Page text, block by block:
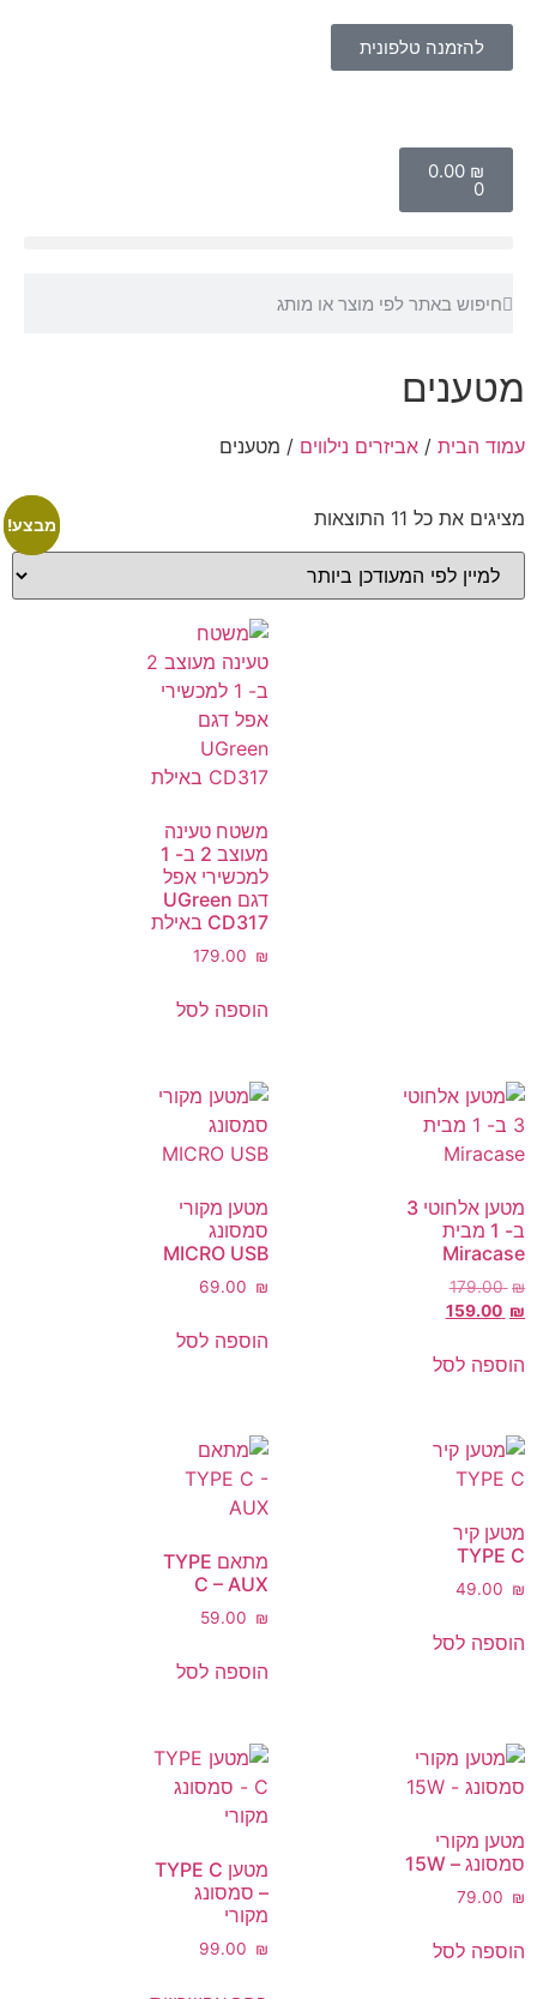
‎0.00 ₪
0
להזמנה טלפונית
מטענים
עמוד הבית / אביזרים נילווים / מטענים
מציגים את כל ⁦11⁩ התוצאות
משטח טעינה
מעוצב 2 ב- 1
למכשירי אפל
דגם UGreen
CD317 באילת
‎179.00 ₪
הוספה לסל
מבצע!
מטען אלחוטי 3
ב- 1 מבית
Miracase
‎179.00 ₪
‎159.00 ₪
הוספה לסל
מטען מקורי
סמסונג
MICRO USB
‎69.00 ₪
הוספה לסל
מטען קיר
TYPE C
‎49.00 ₪
הוספה לסל
מתאם TYPE
C – AUX
‎59.00 ₪
הוספה לסל
מטען מקורי
סמסונג – 15W
‎79.00 ₪
הוספה לסל
מטען TYPE C
– סמסונג
מקורי
‎99.00 ₪
מבצע!